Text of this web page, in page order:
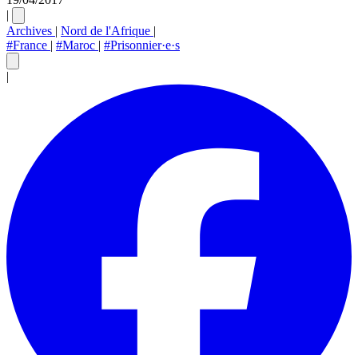
|
Archives | Nord de l'Afrique |
#France | #Maroc | #Prisonnier·e·s
|